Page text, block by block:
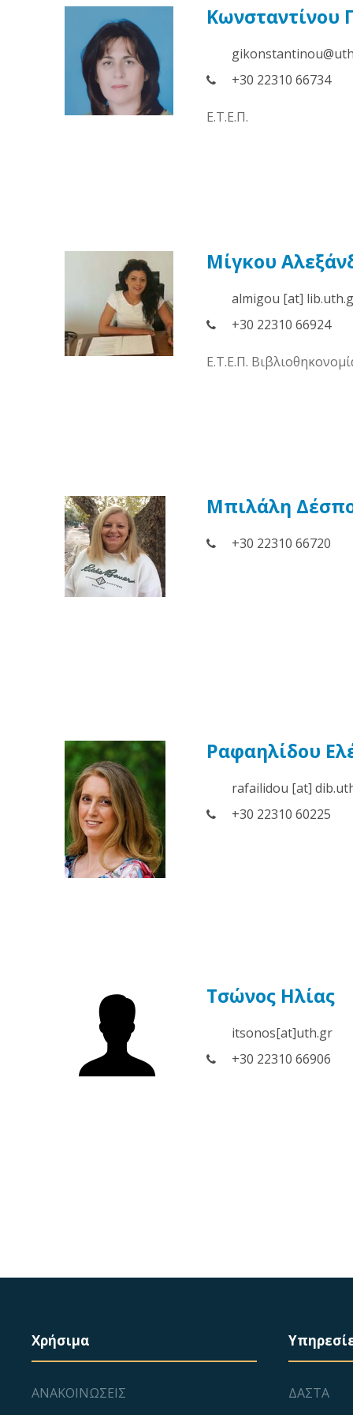
Κωνσταντίνου
+30 22310 66734
Ε.Τ.Ε.Π.
Μίγκου
almigou [at]
+30 22310 66924
Ε.Τ.Ε.Π.
Μπιλάλη
+30 22310 66720
Ραφαηλίδου
rafailidou [at]
+30 22310 60225
Τσώνος Ηλίας
itsonos[at]uth.gr
+30 22310 66906
Χρήσιμα
ΑΝΑΚΟΙΝΩΣΕΙΣ
ΔΑΣΤΑ